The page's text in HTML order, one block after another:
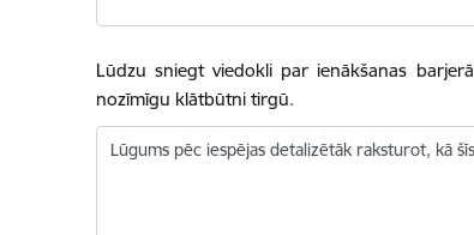
Lūdzu sniegt viedokli par ienākšanas
nozīmīgu klātbūtni tirgū.
Lūgums pēc iespējas detalizētāk raksturot, kā